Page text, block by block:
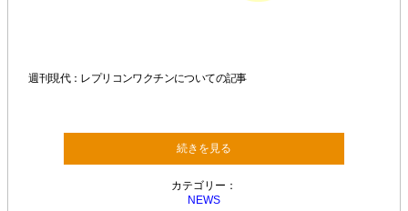
週刊現代：レプリコンワクチンについての記事
続きを見る
カテゴリー：
NEWS